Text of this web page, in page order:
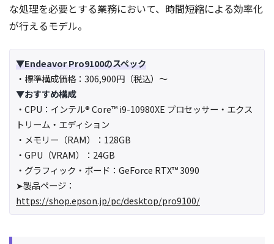
な処理を必要とする業務において、時間短縮による効率化
が行えるモデル。
▼Endeavor Pro9100のスペック
・標準構成価格：306,900円（税込）～
▼おすすめ構成
・CPU：インテル® Core™ i9-10980XE プロセッサー・エクス
トリーム・エディション
・メモリー（RAM）：128GB
・GPU（VRAM）：24GB
・グラフィック・ボード：GeForce RTX™ 3090
➤製品ページ：
https://shop.epson.jp/pc/desktop/pro9100/